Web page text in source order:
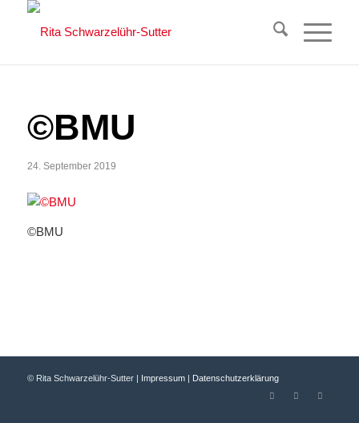
©BMU
24. September 2019
©BMU
© Rita Schwarzelühr-Sutter | Impressum| Datenschutzerklärung